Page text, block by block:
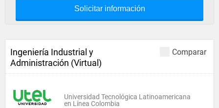
Solicitar información
Comparar
Ingeniería Industrial y
Administración (Virtual)
Universidad Tecnológica Latinoamericana
en Línea Colombia